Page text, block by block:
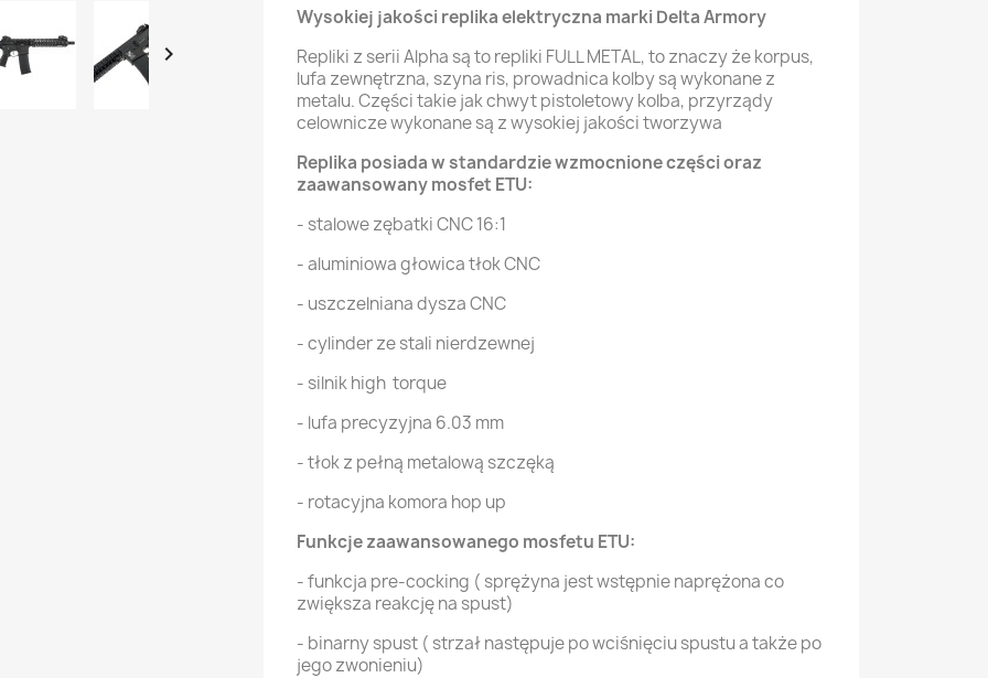

Wysokiej jakości replika elektryczna marki Delta Armory
Repliki z serii Alpha są to repliki FULL METAL, to znaczy że korpus,
lufa zewnętrzna, szyna ris, prowadnica kolby są wykonane z
metalu. Części takie jak chwyt pistoletowy kolba, przyrządy
celownicze wykonane są z wysokiej jakości tworzywa
Replika posiada w standardzie wzmocnione części oraz
zaawansowany mosfet ETU:
- stalowe zębatki CNC 16:1
- aluminiowa głowica tłok CNC
- uszczelniana dysza CNC
- cylinder ze stali nierdzewnej
- silnik high torque
- lufa precyzyjna 6.03 mm
- tłok z pełną metalową szczęką
- rotacyjna komora hop up
Funkcje zaawansowanego mosfetu ETU:
- funkcja pre-cocking ( sprężyna jest wstępnie naprężona co
zwiększa reakcję na spust)
- binarny spust ( strzał następuje po wciśnięciu spustu a także po
jego zwonieniu)